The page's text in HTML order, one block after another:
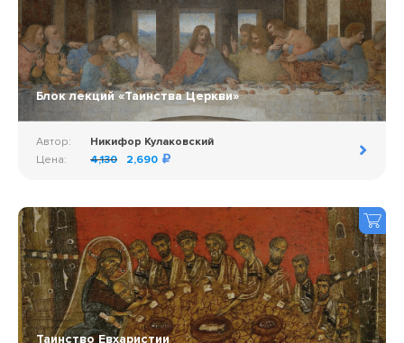
Блок лекций «Таинства Церкви»
Автор:
Никифор Кулаковский
Цена:
4,130 2,690
Таинство Евхаристии